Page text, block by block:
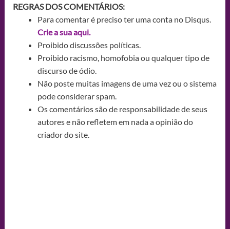
REGRAS DOS COMENTÁRIOS:
Para comentar é preciso ter uma conta no Disqus.
Crie a sua aqui.
Proibido discussões políticas.
Proibido racismo, homofobia ou qualquer tipo de
discurso de ódio.
Não poste muitas imagens de uma vez ou o sistema
pode considerar spam.
Os comentários são de responsabilidade de seus
autores e não refletem em nada a opinião do
criador do site.